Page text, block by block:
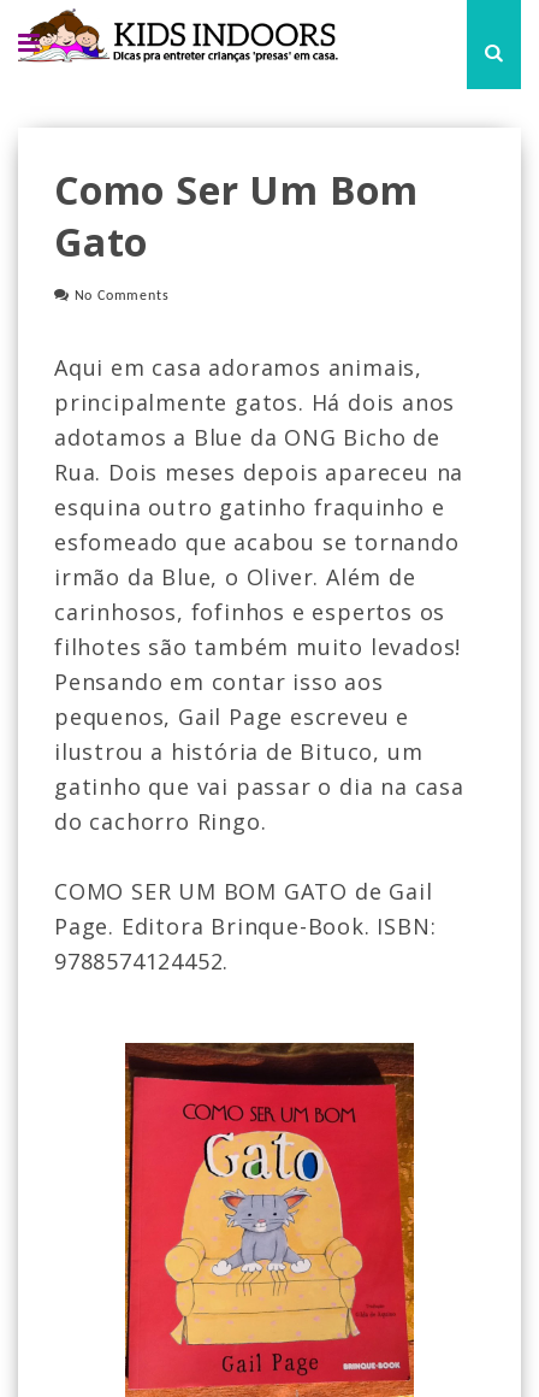
Como Ser Um Bom
Gato
No Comments
Aqui em casa adoramos animais,
principalmente gatos. Há dois anos
adotamos a Blue da ONG Bicho de
Rua. Dois meses depois apareceu na
esquina outro gatinho fraquinho e
esfomeado que acabou se tornando
irmão da Blue, o Oliver. Além de
carinhosos, fofinhos e espertos os
filhotes são também muito levados!
Pensando em contar isso aos
pequenos, Gail Page escreveu e
ilustrou a história de Bituco, um
gatinho que vai passar o dia na casa
do cachorro Ringo.
COMO SER UM BOM GATO de Gail
Page. Editora Brinque-Book. ISBN:
9788574124452.